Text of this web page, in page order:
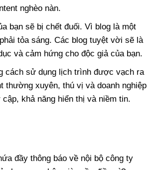
nghèo nàn.
bạn sẽ bị chết đuối. Vì blog là một
tỏa sáng. Các blog tuyệt vời sẽ là
và cảm hứng cho độc giả của bạn.
cách sử dụng lịch trình được vạch ra
thường xuyên, thú vị và doanh nghiệp
khả năng hiển thị và niềm tin.
đầy thông báo về nội bộ công ty